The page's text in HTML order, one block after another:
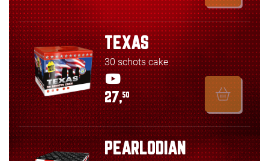
TEXAS
30 schots cake
27,50
PEARLODIAN